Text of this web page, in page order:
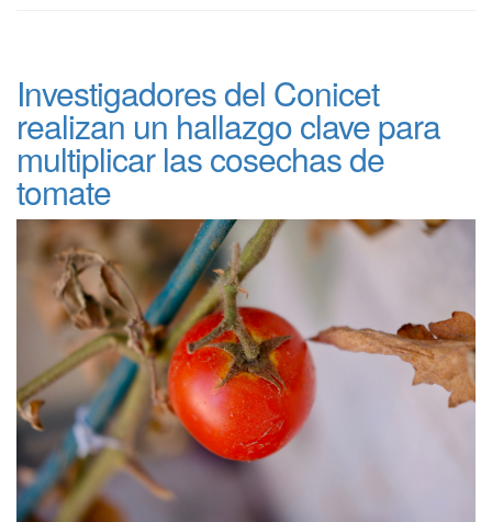
Investigadores del Conicet
realizan un hallazgo clave para
multiplicar las cosechas de
tomate